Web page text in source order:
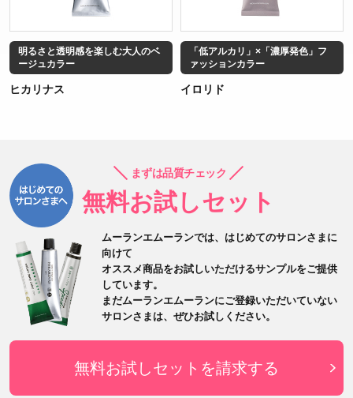
明るさと透明感を楽しむ大人のベ
ージュカラー
ヒカリナス
「低アルカリ」×「濃厚発色」フ
ァッションカラー
イロリド
まずは品質チェック
無料お試しセット
ムーランエムーランでは、はじめてのサロンさまに
向けて
オススメ商品をお試しいただけるサンプルをご提供
しています。
まだムーランエムーランにご登録いただいていない
サロンさまは、 ぜひお試しください。
無料お試しセットを請求する